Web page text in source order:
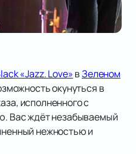
«Jazz. Love»вЗеленом
окунуться в
исполненного с
Вас ждёт незабываемый
нежностью и